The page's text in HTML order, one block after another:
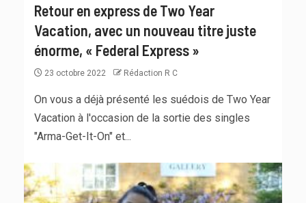
Retour en express de Two Year
Vacation, avec un nouveau titre juste
énorme, « Federal Express »
23 octobre 2022 Rédaction R C
On vous a déjà présenté les suédois de Two Year
Vacation à l'occasion de la sortie des singles
"Arma-Get-It-On" et...